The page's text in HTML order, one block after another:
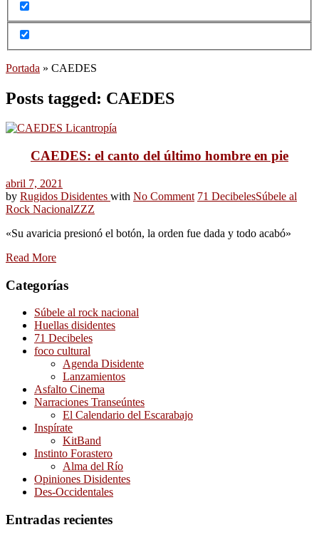
Portada » CAEDES
Posts tagged: CAEDES
CAEDES: el canto del último hombre en pie
abril 7, 2021
by Rugidos Disidentes with No Comment 71 DecibelesSúbele al
Rock NacionalZZZ
«Su avaricia presionó el botón, la orden fue dada y todo acabó»
Read More
Categorías
Súbele al rock nacional
Huellas disidentes
71 Decibeles
foco cultural
Agenda Disidente
Lanzamientos
Asfalto Cinema
Narraciones Transeúntes
El Calendario del Escarabajo
Inspírate
KitBand
Instinto Forastero
Alma del Río
Opiniones Disidentes
Des-Occidentales
Entradas recientes